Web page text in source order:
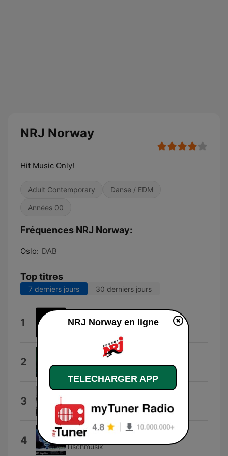
NRJ Norway
Hit Music Only!
Adult Contemporary Danse / EDM
Années 00
Fréquences NRJ Norway:
Oslo: DAB
Top titres
7 derniers jours 30 derniers jours
1 Svag
2 Flames (David Guetta Remix)
David Guetta
3 Sam Fender
4 Lady (Hear Me Tonight)
Tischmusik
NRJ Norway en ligne
TELECHARGER APP